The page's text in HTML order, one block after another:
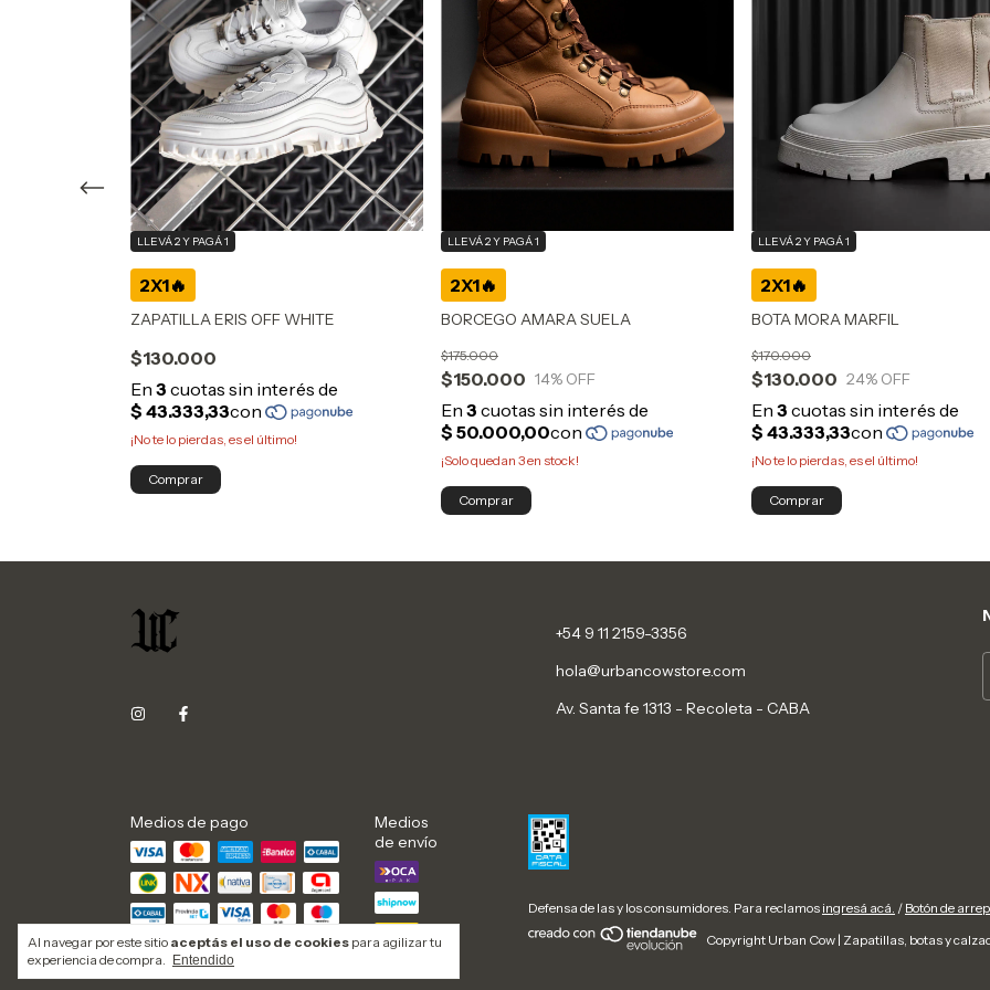
Al navegar por este sitio aceptás el uso de cookies para agilizar tu
experiencia de compra.
Entendido
ZAPATILLA ERIS OFF WHITE
$130.000
LLEVÁ 2 Y PAGÁ 1
¡No te lo pierdas, es el último!
Comprar
BORCEGO AMARA SUELA
$150.000
$175.000
14% OFF
LLEVÁ 2 Y PAGÁ 1
¡Solo quedan 3en stock!
Comprar
BOTA MORA MARFIL
$130.000
$170.000
24% OFF
LLEVÁ 2 Y PAGÁ 1
¡No te lo pierdas, es el último!
Comprar
+54 9 11 2159-3356
hola@urbancowstore.com
Av. Santa fe 1313 - Recoleta - CABA
Medios de pago
Medios
de envío
Defensa de las y los consumidores. Para reclamos ingresá acá. / Botón de
Copyright Urban Cow | Zapatillas, botas y